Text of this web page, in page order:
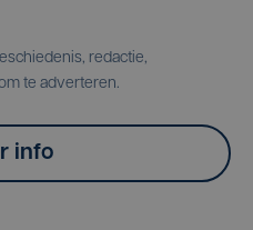
redactie,
te adverteren.
info